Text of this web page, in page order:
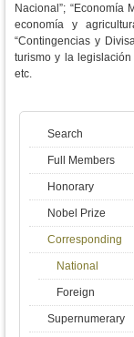
Nacional”; “Economía
economía y
“Contingencias y
turismo y la legislación
etc.
Search
Full Members
Honorary
Nobel Prize
Corresponding
National
Foreign
Supernumerary